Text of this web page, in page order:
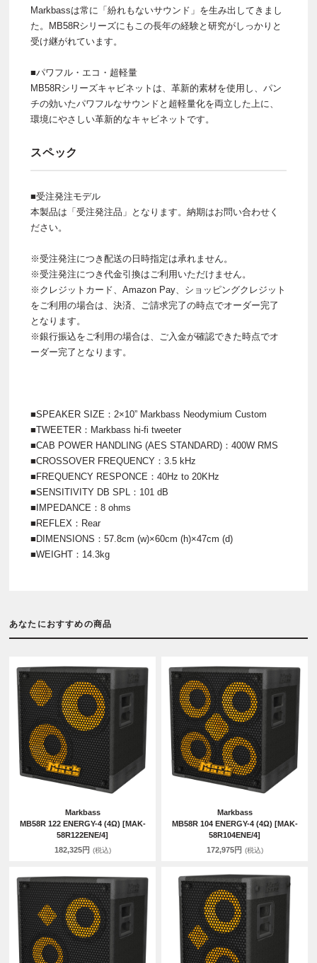
Markbassは常に「紛れもないサウンド」を生み出してきまし
た。MB58Rシリーズにもこの長年の経験と研究がしっかりと
受け継がれています。
■パワフル・エコ・超軽量
MB58Rシリーズキャビネットは、革新的素材を使用し、パン
チの効いたパワフルなサウンドと超軽量化を両立した上に、
環境にやさしい革新的なキャビネットです。
スペック
■受注発注モデル
本製品は「受注発注品」となります。納期はお問い合わせく
ださい。
※受注発注につき配送の日時指定は承れません。
※受注発注につき代金引換はご利用いただけません。
※クレジットカード、Amazon Pay、ショッピングクレジット
をご利用の場合は、決済、ご請求完了の時点でオーダー完了
となります。
※銀行振込をご利用の場合は、ご入金が確認できた時点でオ
ーダー完了となります。
■SPEAKER SIZE：2×10” Markbass Neodymium Custom
■TWEETER：Markbass hi-fi tweeter
■CAB POWER HANDLING (AES STANDARD)：400W RMS
■CROSSOVER FREQUENCY：3.5 kHz
■FREQUENCY RESPONCE：40Hz to 20KHz
■SENSITIVITY DB SPL：101 dB
■IMPEDANCE：8 ohms
■REFLEX：Rear
■DIMENSIONS：57.8cm (w)×60cm (h)×47cm (d)
■WEIGHT：14.3kg
あなたにおすすめの商品
Markbass
MB58R 122 ENERGY-4 (4Ω) [MAK-
58R122ENE/4]
182,325円 (税込)
Markbass
MB58R 104 ENERGY-4 (4Ω) [MAK-
58R104ENE/4]
172,975円 (税込)